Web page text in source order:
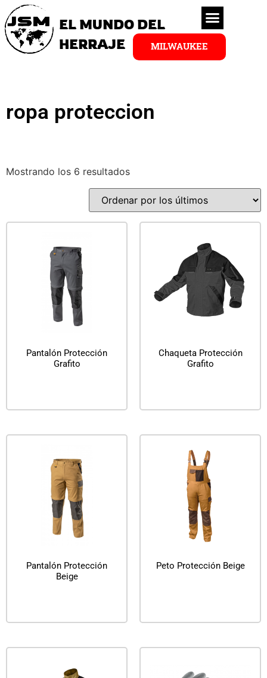
EL MUNDO DEL
HERRAJE
MILWAUKEE
ropa proteccion
Mostrando los 6 resultados
Pantalón Protección
Grafito
Chaqueta Protección
Grafito
Pantalón Protección
Beige
Peto Protección Beige